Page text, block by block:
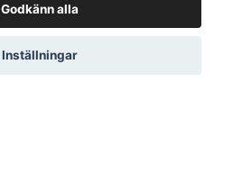
Godkänn alla
Inställningar